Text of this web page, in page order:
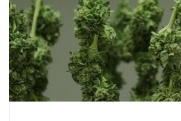
Prawodawcy na całym świecie przekonują
marihuany, […]